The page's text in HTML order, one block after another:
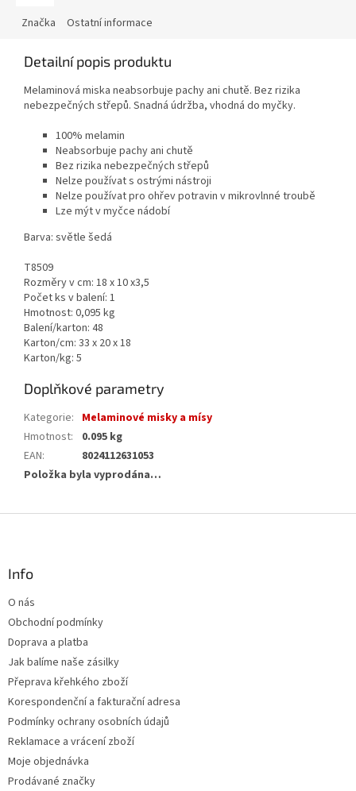
Značka Ostatní informace
Detailní popis produktu
Melaminová miska neabsorbuje pachy ani chutě. Bez rizika
nebezpečných střepů. Snadná údržba, vhodná do myčky.
100% melamin
Neabsorbuje pachy ani chutě
Bez rizika nebezpečných střepů
Nelze používat s ostrými nástroji
Nelze používat pro ohřev potravin v mikrovlnné troubě
Lze mýt v myčce nádobí
Barva: světle šedá
T8509
Rozměry v cm: 18 x 10 x3,5
Počet ks v balení: 1
Hmotnost: 0,095 kg
Balení/karton: 48
Karton/cm: 33 x 20 x 18
Karton/kg: 5
Doplňkové parametry
Kategorie: Melaminové misky a mísy
Hmotnost:
0.095 kg
EAN:
8024112631053
Položka byla vyprodána…
Info
O nás
Obchodní podmínky
Doprava a platba
Jak balíme naše zásilky
Přeprava křehkého zboží
Korespondenční a fakturační adresa
Podmínky ochrany osobních údajů
Reklamace a vrácení zboží
Moje objednávka
Prodávané značky